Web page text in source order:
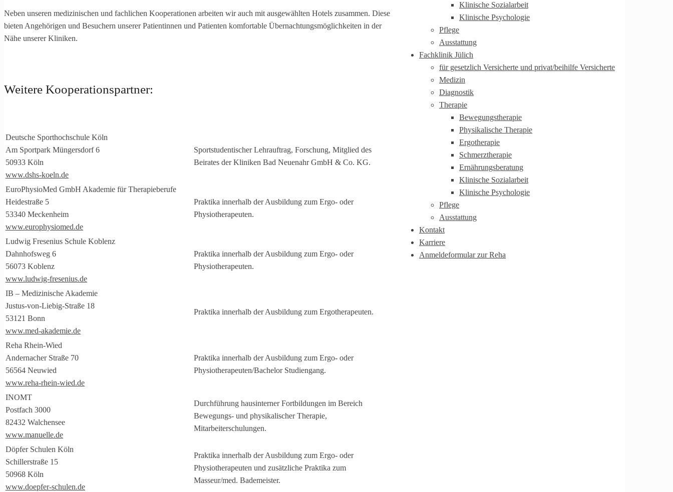
Klinische Sozialarbeit
Klinische Psychologie
Pflege
Ausstattung
Fachklinik Jülich
für gesetzlich Versicherte und privat/beihilfe Versicherte
Medizin
Diagnostik
Therapie
Bewegungstherapie
Physikalische Therapie
Ergotherapie
Schmerztherapie
Ernährungsberatung
Klinische Sozialarbeit
Klinische Psychologie
Pflege
Ausstattung
Kontakt
Karriere
Anmeldeformular zur Reha
Neben unseren medizinischen und fachlichen Kooperationen arbeiten wir auch mit ausgewählten Hotels zusammen. Diese
bieten Angehörigen und Besuchern unserer Patientinnen und Patienten komfortable Übernachtungsmöglichkeiten in der
Nähe unserer Kliniken.
Weitere Kooperationspartner:
Deutsche Sporthochschule Köln
Am Sportpark Müngersdorf 6
50933 Köln
www.dshs-koeln.de
Sportstudentischer Lehrauftrag, Forschung, Mitglied des
Beirates der Kliniken Bad Neuenahr GmbH & Co. KG.
EuroPhysioMed GmbH Akademie für Therapieberufe
Heidestraße 5
53340 Meckenheim
www.europhysiomed.de
Praktika innerhalb der Ausbildung zum Ergo- oder
Physiotherapeuten.
Ludwig Fresenius Schule Koblenz
Dahnhofsweg 6
56073 Koblenz
www.ludwig-fresenius.de
Praktika innerhalb der Ausbildung zum Ergo- oder
Physiotherapeuten.
IB – Medizinische Akademie
Justus-von-Liebig-Straße 18
53121 Bonn
www.med-akademie.de
Praktika innerhalb der Ausbildung zum Ergotherapeuten.
Reha Rhein-Wied
Andernacher Straße 70
56564 Neuwied
www.reha-rhein-wied.de
Praktika innerhalb der Ausbildung zum Ergo- oder
Physiotherapeuten/Bachelor Studiengang.
INOMT
Postfach 3000
82432 Walchensee
www.manuelle.de
Durchführung hausinterner Fortbildungen im Bereich
Bewegungs- und physikalischer Therapie,
Mitarbeiterschulungen.
Döpfer Schulen Köln
Schillerstraße 15
50968 Köln
www.doepfer-schulen.de
Praktika innerhalb der Ausbildung zum Ergo- oder
Physiotherapeuten und zusätzliche Praktika zum
Masseur/med. Bademeister.